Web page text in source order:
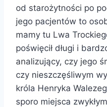
od starożytności po
jego pacjentów to
mamy tu Lwa
poświęcił długi i
analizujący, czy jego
czy nieszczęśliwym
króla Henryka
sporo miejsca